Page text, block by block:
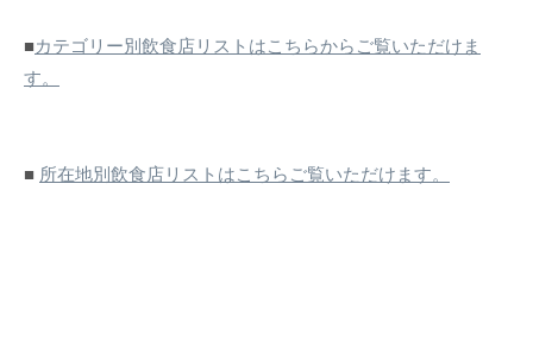
■カテゴリー別飲食店リストはこちらからご覧いただけま
す。
■ 所在地別飲食店リストはこちらご覧いただけます。